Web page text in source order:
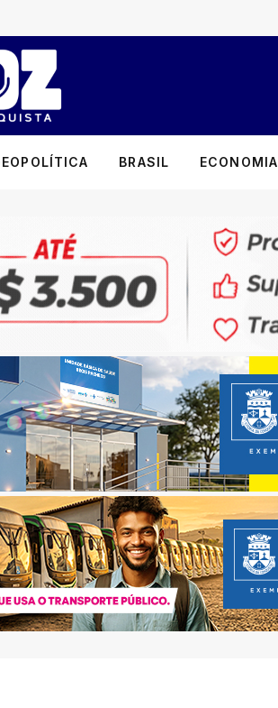
BRASIL ECONOMIA